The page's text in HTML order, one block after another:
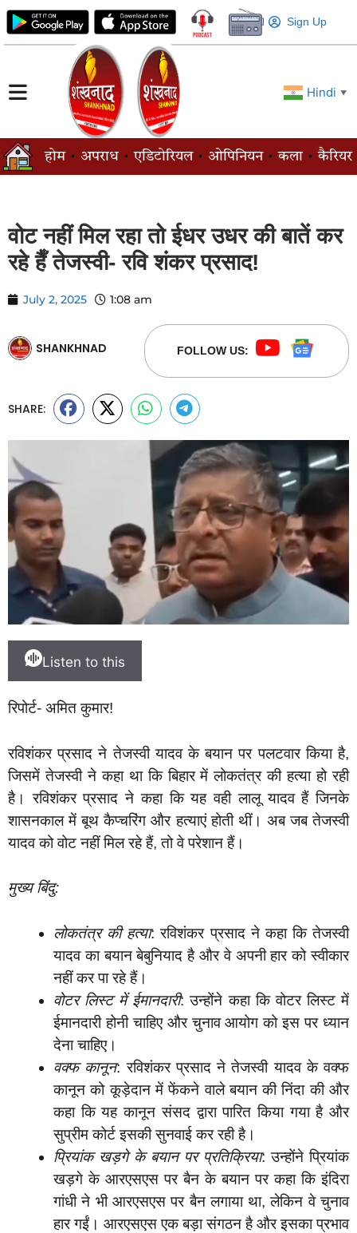
Sign Up
Hindi ▼
होम अपराध एडिटोरियल ओपिनियन कला कैरियर
वोट नहीं मिल रहा तो ईधर उधर की बातें कर
रहे हैँ तेजस्वी- रवि शंकर प्रसाद!
July 2, 2025 1:08 am
SHANKHNAD FOLLOW US:
SHARE:
Listen to this
रिपोर्ट- अमित कुमार!
रविशंकर प्रसाद ने तेजस्वी यादव के बयान पर पलटवार किया है,
जिसमें तेजस्वी ने कहा था कि बिहार में लोकतंत्र की हत्या हो रही
है। रविशंकर प्रसाद ने कहा कि यह वही लालू यादव हैं जिनके
शासनकाल में बूथ कैप्चरिंग और हत्याएं होती थीं। अब जब तेजस्वी
यादव को वोट नहीं मिल रहे हैं, तो वे परेशान हैं।
मुख्य बिंदु:
लोकतंत्र की हत्या: रविशंकर प्रसाद ने कहा कि तेजस्वी
यादव का बयान बेबुनियाद है और वे अपनी हार को स्वीकार
नहीं कर पा रहे हैं।
वोटर लिस्ट में ईमानदारी: उन्होंने कहा कि वोटर लिस्ट में
ईमानदारी होनी चाहिए और चुनाव आयोग को इस पर ध्यान
देना चाहिए।
वक्फ कानून: रविशंकर प्रसाद ने तेजस्वी यादव के वक्फ
कानून को कूड़ेदान में फेंकने वाले बयान की निंदा की और
कहा कि यह कानून संसद द्वारा पारित किया गया है और
सुप्रीम कोर्ट इसकी सुनवाई कर रही है।
प्रियांक खड़गे के बयान पर प्रतिक्रिया: उन्होंने प्रियांक
खड़गे के आरएसएस पर बैन के बयान पर कहा कि इंदिरा
गांधी ने भी आरएसएस पर बैन लगाया था, लेकिन वे चुनाव
हार गईं। आरएसएस एक बड़ा संगठन है और इसका प्रभाव